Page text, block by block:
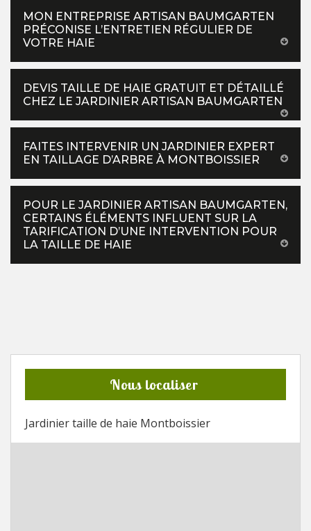
MON ENTREPRISE ARTISAN BAUMGARTEN
PRÉCONISE L’ENTRETIEN RÉGULIER DE
VOTRE HAIE
DEVIS TAILLE DE HAIE GRATUIT ET DÉTAILLÉ
CHEZ LE JARDINIER ARTISAN BAUMGARTEN
FAITES INTERVENIR UN JARDINIER EXPERT
EN TAILLAGE D’ARBRE À MONTBOISSIER
POUR LE JARDINIER ARTISAN BAUMGARTEN,
CERTAINS ÉLÉMENTS INFLUENT SUR LA
TARIFICATION D’UNE INTERVENTION POUR
LA TAILLE DE HAIE
Nous localiser
Jardinier taille de haie Montboissier